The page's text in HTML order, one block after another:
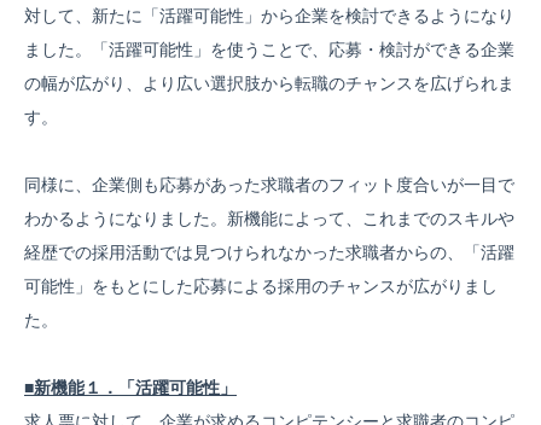
対して、新たに「活躍可能性」から企業を検討できるようになり
ました。「活躍可能性」を使うことで、応募・検討ができる企業
の幅が広がり、より広い選択肢から転職のチャンスを広げられま
す。
同様に、企業側も応募があった求職者のフィット度合いが一目で
わかるようになりました。新機能によって、これまでのスキルや
経歴での採用活動では見つけられなかった求職者からの、「活躍
可能性」をもとにした応募による採用のチャンスが広がりまし
た。
■新機能１．「活躍可能性」